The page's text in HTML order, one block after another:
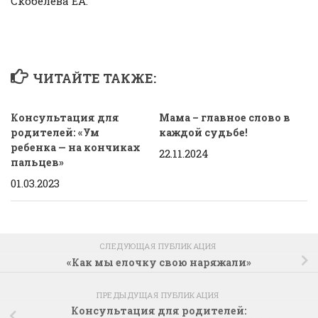
ЧИТАЙТЕ ТАКЖЕ:
Консультация для
родителей: «Ум
ребенка — на кончиках
пальцев»
01.03.2023
Мама – главное слово в
каждой судьбе!
22.11.2024
СЛЕДУЮЩАЯ ПУБЛИКАЦИЯ
«Как мы елочку свою наряжали»
ПРЕДЫДУЩАЯ ПУБЛИКАЦИЯ
Консультация для родителей: